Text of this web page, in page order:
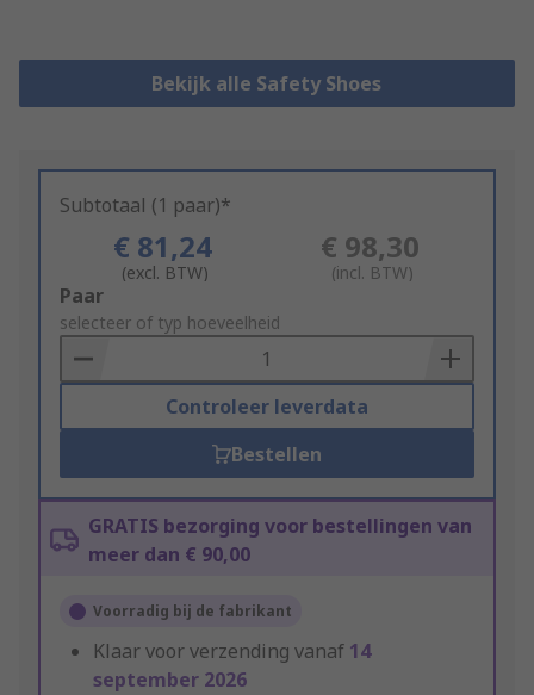
Bekijk alle Safety Shoes
Subtotaal (1 paar)*
€ 81,24
(excl. BTW)
€ 98,30
(incl. BTW)
Add
to
Basket
Paar
selecteer of typ hoeveelheid
Controleer leverdata
Bestellen
GRATIS bezorging voor bestellingen van
meer dan € 90,00
Voorradig bij de fabrikant
Klaar voor verzending vanaf 14
september 2026